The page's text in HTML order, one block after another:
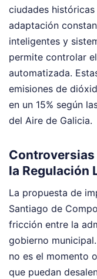
ciudades
adaptación
inteligentes y
permite controlar
automatizada.
emisiones de
en un 15% según
del Aire de Galicia.
Controversias
la Regulación
La propuesta de
Santiago de
fricción entre la
gobierno
no es el momento
que puedan